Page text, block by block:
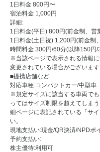
1日料金 800円〜
宿泊料金 1,000円
詳細:
1日料金(平日) 800円(前金制、営
1日料金(土日祝) 1,200円(前金制
時間料金 300円/60分(以降150円/
※当該ページで表示される情報に
変更されている場合がございます
■提携店舗など
対応車種:コンパクトカー/中型車
※規定サイズに該当する車両で
ってはサイズ制限を超えてしま
細ページに表記されている「サ
い。
現地支払い:現金/QR決済/NPDポ
予約支払い:
株主優待:利用可